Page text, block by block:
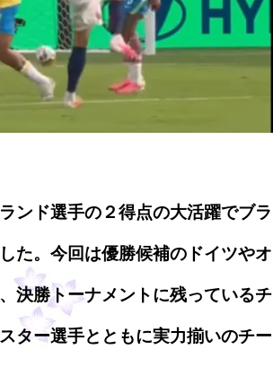
ンド選手の２得点の大活躍でブラ
た。今回は優勝候補のドイツやオ
決勝トーナメントに残っているチ
ター選手とともに実力揃いのチー